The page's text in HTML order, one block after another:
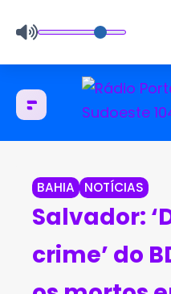
BAHIA NOTÍCIAS
Salvador:
crime’ do